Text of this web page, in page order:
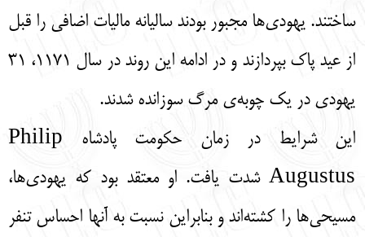
ساختند. یهودی‌ها مجبور بودند سالیانه مالیات اضافی را قبل
از عید پاک بپردازند و در ادامه این روند در سال 1171، 31
یهودی در یک چوبه‌ی مرگ سوزانده شدند.
این شرایط در زمان حکومت پادشاه Philip
Augustus شدت یافت. او معتقد بود که یهودی‌ها،
مسیحی‌ها را کشته‌اند و بنابراین نسبت به آنها احساس تنفر